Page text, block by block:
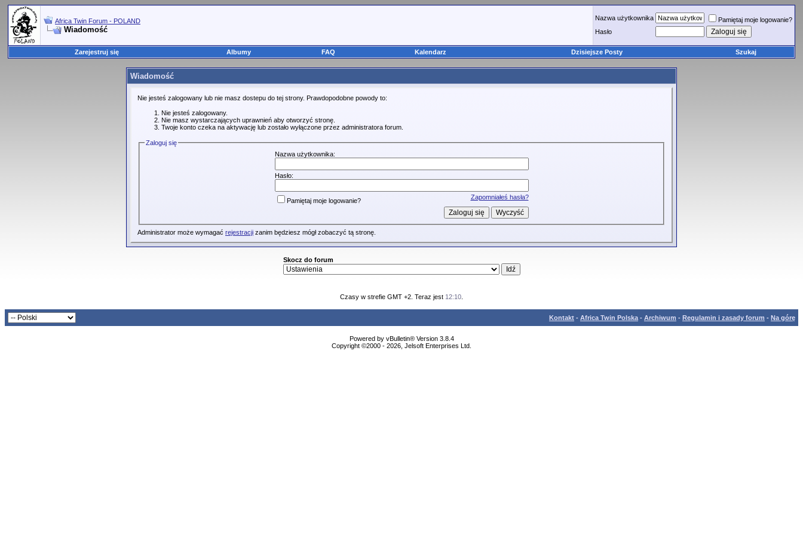
Africa Twin Forum - POLAND
Wiadomość
Nazwa użytkownika
Pamiętaj moje logowanie?
Hasło
Zarejestruj się Albumy FAQ Kalendarz Dzisiejsze Posty Szukaj
Wiadomość
Nie jesteś zalogowany lub nie masz dostepu do tej strony. Prawdopodobne powody to:
Nie jesteś zalogowany.
Nie masz wystarczających uprawnień aby otworzyć stronę.
Twoje konto czeka na aktywację lub zostało wyłączone przez administratora forum.
Zaloguj się
Nazwa użytkownika:
Hasło:
Zapomniałeś hasła?
Pamiętaj moje logowanie?
Administrator może wymagać rejestracji zanim będziesz mógł zobaczyć tą stronę.
Skocz do forum
Czasy w strefie GMT +2. Teraz jest 12:10
Kontakt - Africa Twin Polska - Archiwum - Regulamin i zasady forum - Na górę
Powered by vBulletin® Version 3.8.4
Copyright ©2000 - 2026, Jelsoft Enterprises Ltd.